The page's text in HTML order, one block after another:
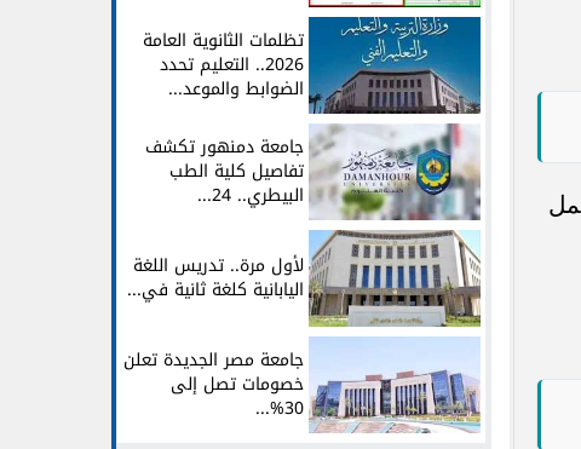
تظلمات الثانوية العامة
2026.. التعليم تحدد
الضوابط والموعد...
جامعة دمنهور تكشف
تفاصيل كلية الطب
البيطري.. 24...
لأول مرة.. تدريس اللغة
اليابانية كلغة ثانية في...
جامعة مصر الجديدة تعلن
خصومات تصل إلى
30%...